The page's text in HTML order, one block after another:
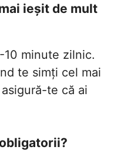
ieșit de mult
minute zilnic.
te simți cel mai
te că ai